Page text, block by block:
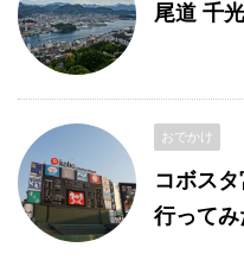
尾道 千
おでかけ
コボス
行ってみ